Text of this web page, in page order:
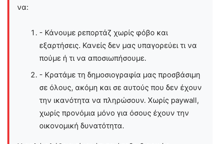
να:
- Κάνουμε ρεπορτάζ χωρίς φόβο και
εξαρτήσεις. Κανείς δεν μας υπαγορεύει τι να
πούμε ή τι να αποσιωπήσουμε.
- Κρατάμε τη δημοσιογραφία μας προσβάσιμη
σε όλους, ακόμη και σε αυτούς που δεν έχουν
την ικανότητα να πληρώσουν. Χωρίς paywall,
χωρίς προνόμια μόνο για όσους έχουν την
οικονομική δυνατότητα.